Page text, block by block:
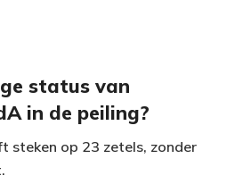
status van
in de peiling?
steken op 23 zetels, zonder